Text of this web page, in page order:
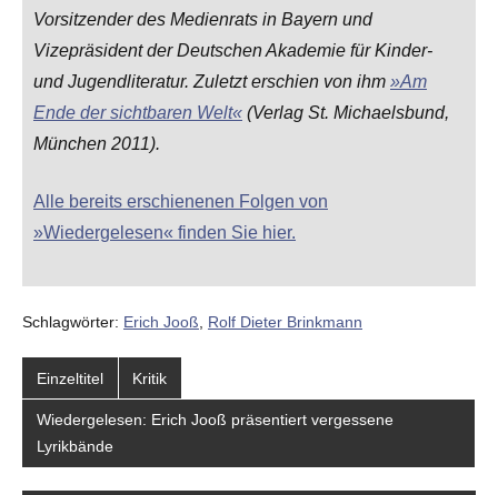
Vorsitzender des Medienrats in Bayern und
Vizepräsident der Deutschen Akademie für Kinder-
und Jugendliteratur. Zuletzt erschien von ihm »Am
Ende der sichtbaren Welt« (Verlag St. Michaelsbund,
München 2011).
Alle bereits erschienenen Folgen von
»Wiedergelesen« finden Sie hier.
Schlagwörter: Erich Jooß Rolf Dieter Brinkmann
Einzeltitel Kritik
Wiedergelesen: Erich Jooß präsentiert vergessene
Lyrikbände